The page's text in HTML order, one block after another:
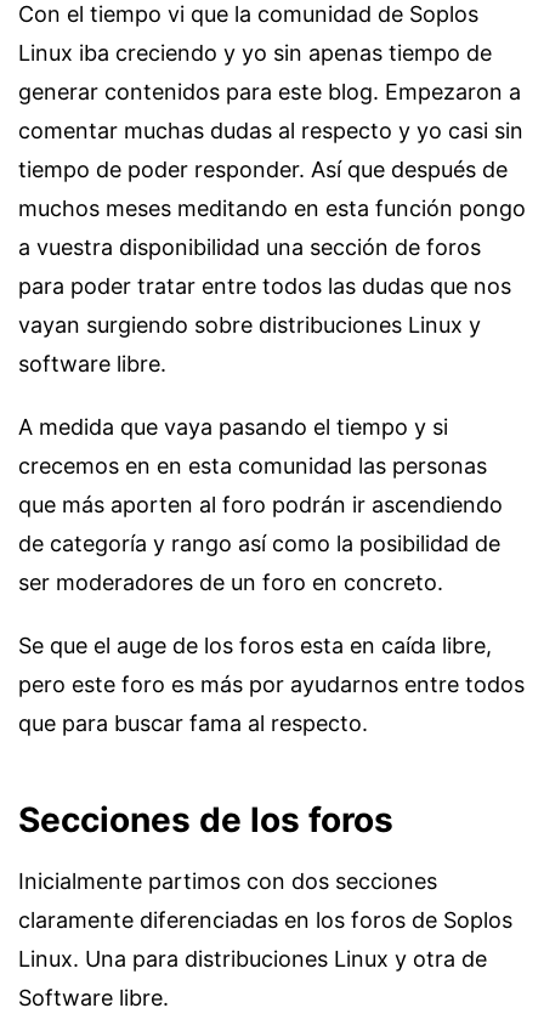
Con el tiempo vi que la comunidad de Soplos
Linux iba creciendo y yo sin apenas tiempo de
generar contenidos para este blog. Empezaron a
comentar muchas dudas al respecto y yo casi sin
tiempo de poder responder. Así que después de
muchos meses meditando en esta función pongo
a vuestra disponibilidad una sección de foros
para poder tratar entre todos las dudas que nos
vayan surgiendo sobre distribuciones Linux y
software libre.
A medida que vaya pasando el tiempo y si
crecemos en en esta comunidad las personas
que más aporten al foro podrán ir ascendiendo
de categoría y rango así como la posibilidad de
ser moderadores de un foro en concreto.
Se que el auge de los foros esta en caída libre,
pero este foro es más por ayudarnos entre todos
que para buscar fama al respecto.
Secciones de los foros
Inicialmente partimos con dos secciones
claramente diferenciadas en los foros de Soplos
Linux. Una para distribuciones Linux y otra de
Software libre.